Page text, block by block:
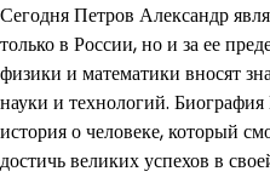
Сегодня Петров Александр
только в России, но и за ее
физики и математики вносят
науки и технологий.
история о человеке, который
достичь великих успехов в